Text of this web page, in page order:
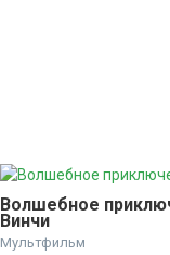
Волшебное
Винчи
Мультфильм